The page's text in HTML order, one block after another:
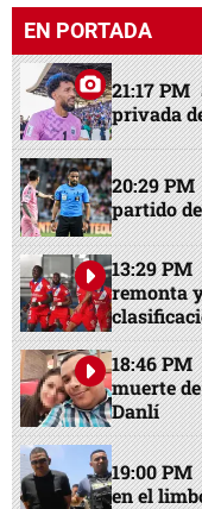
EN PORTADA
21:17 PM
privada
20:29 PM
partido
13:29 PM
remonta
18:46 PM
muerte
Danlí
19:00 PM
en el